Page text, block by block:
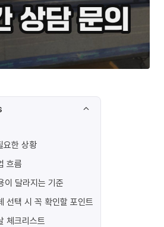
요한 상황
흐름
이 달라지는 기준
선택 시 꼭 확인할 포인트
체크리스트